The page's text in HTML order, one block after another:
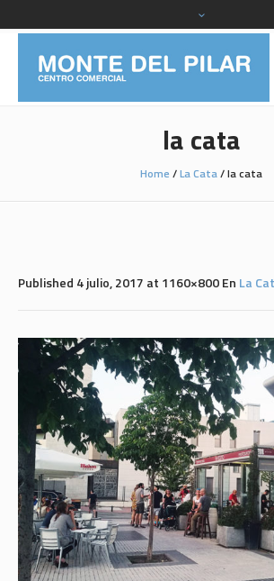
la cata
Home /La Cata/la cata
Published 4 julio, 2017 at 1160×800 En La